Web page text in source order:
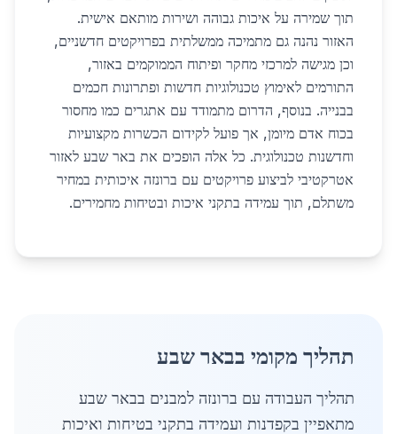
תוך שמירה על איכות גבוהה ושירות מותאם אישית.
האזור נהנה גם מתמיכה ממשלתית בפרויקטים חדשניים,
וכן מגישה למרכזי מחקר ופיתוח הממוקמים באזור,
התורמים לאימוץ טכנולוגיות חדשות ופתרונות חכמים
בבנייה. בנוסף, הדרום מתמודד עם אתגרים כמו מחסור
בכוח אדם מיומן, אך פועל לקידום הכשרות מקצועיות
וחדשנות טכנולוגית. כל אלה הופכים את באר שבע לאזור
אטרקטיבי לביצוע פרויקטים עם ברונזה איכותית במחיר
משתלם, תוך עמידה בתקני איכות ובטיחות מחמירים.
תהליך מקומי בבאר שבע
תהליך העבודה עם ברונזה למבנים בבאר שבע
מתאפיין בקפדנות ועמידה בתקני בטיחות ואיכות